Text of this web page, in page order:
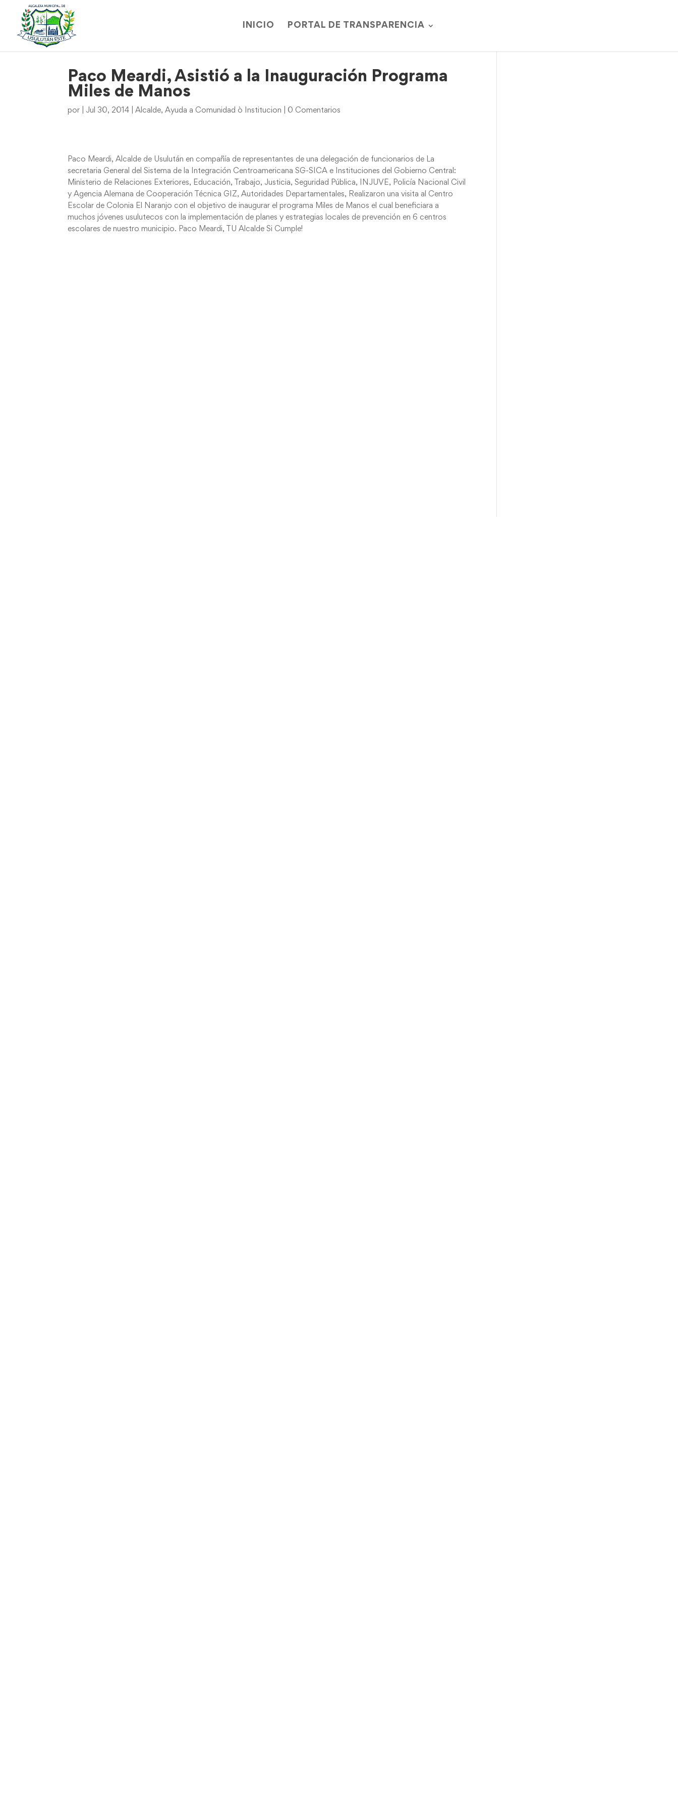
INICIO PORTAL DE TRANSPARENCIA
Paco Meardi, Asistió a la Inauguración Programa
Miles de Manos
por Jul 30, 2014 |Alcalde,Ayuda a Comunidad ò Institucion 0 Comentarios
Paco Meardi, Alcalde de Usulután en compañía de representantes de una delegación de funcionarios de La
secretaria General del Sistema de la Integración Centroamericana SG-SICA e Instituciones del Gobierno Central:
Ministerio de Relaciones Exteriores, Educación, Trabajo, Justicia, Seguridad Pública, INJUVE, Policía Nacional Civil
y Agencia Alemana de Cooperación Técnica GIZ, Autoridades Departamentales, Realizaron una visita al Centro
Escolar de Colonia El Naranjo con el objetivo de inaugurar el programa Miles de Manos el cual beneficiara a
muchos jóvenes usulutecos con la implementación de planes y estrategias locales de prevención en 6 centros
escolares de nuestro municipio. Paco Meardi, TU Alcalde Si Cumple!